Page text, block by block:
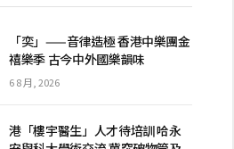
「奕」——音律造極 香港中樂團金
禧樂季 古今中外國樂韻味
6 8 月, 2026
港「樓宇醫生」人才待培訓 哈永